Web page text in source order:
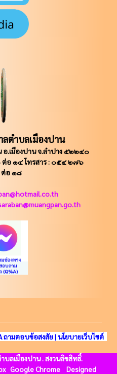
ตำบลเมืองปาน
อ.เมืองปาน จ.ลำปาง ๕๒๒๔๐
อ ๑๔ โทรสาร : ๐๕๔ ๒๗๖
อ ๑๘
ถามตอบข้อสงสัย|นโยบายเว็บไซต์
ลเมืองปาน . สงวนลิขสิทธิ์.
Google Chrome Designed